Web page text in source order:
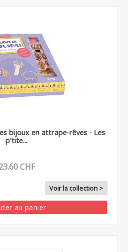
bijoux en attrape-rêves - Les
p'tite...
CHF
Voir la collection >
au panier